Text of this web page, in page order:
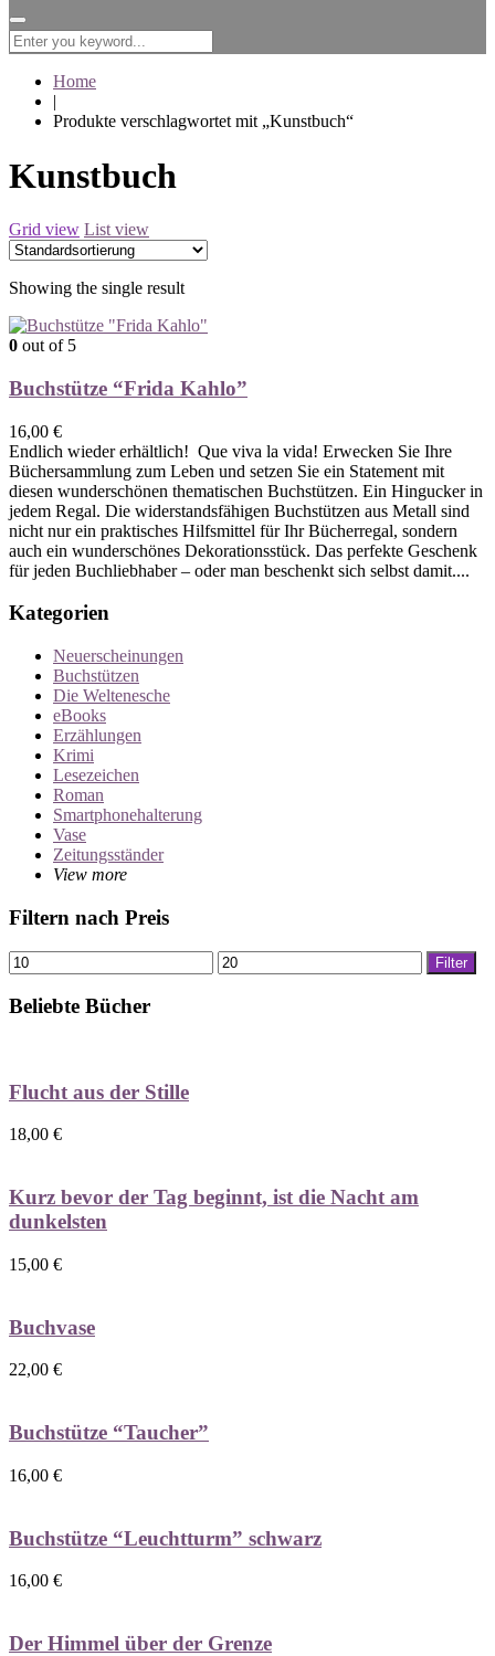
for:
Home
|
Produkte verschlagwortet mit „Kunstbuch“
Kunstbuch
Grid view List view
Showing the single result
0 out of 5
Buchstütze “Frida Kahlo”
16,00 €
Endlich wieder erhältlich! Que viva la vida! Erwecken Sie Ihre
Büchersammlung zum Leben und setzen Sie ein Statement mit
diesen wunderschönen thematischen Buchstützen. Ein Hingucker in
jedem Regal. Die widerstandsfähigen Buchstützen aus Metall sind
nicht nur ein praktisches Hilfsmittel für Ihr Bücherregal, sondern
auch ein wunderschönes Dekorationsstück. Das perfekte Geschenk
für jeden Buchliebhaber – oder man beschenkt sich selbst damit....
Kategorien
Neuerscheinungen
Buchstützen
Die Weltenesche
eBooks
Erzählungen
Krimi
Lesezeichen
Roman
Smartphonehalterung
Vase
Zeitungsständer
View more
Filtern nach Preis
Min.
Preis
Max.
Preis
Filter
Beliebte Bücher
Flucht aus der Stille
18,00 €
Kurz bevor der Tag beginnt, ist die Nacht am
dunkelsten
15,00 €
Buchvase
22,00 €
Buchstütze “Taucher”
16,00 €
Buchstütze “Leuchtturm” schwarz
16,00 €
Der Himmel über der Grenze